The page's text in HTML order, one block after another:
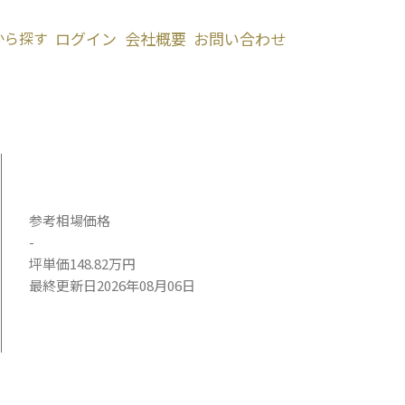
ら探す ログイン 会社概要 お問い合わせ
参考相場価格
-
坪単価148.82万円
最終更新日2026年08月06日